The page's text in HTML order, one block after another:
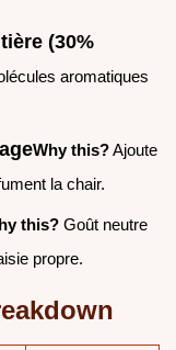
(30%
aromatiques
Why this?Ajoute
la chair.
this? Goût neutre
propre.